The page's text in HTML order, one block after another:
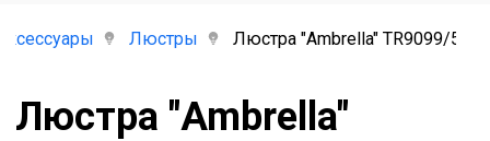
Люстры Люстра "Ambrella" TR9099/5
Люстра "Ambrella"